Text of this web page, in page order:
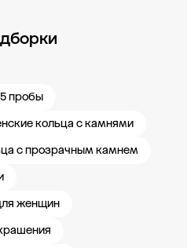
пробы
кольца с камнями
с прозрачным камнем
женщин
Блог